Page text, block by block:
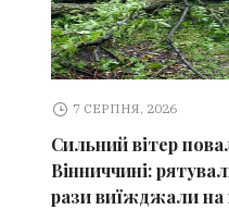
7 СЕРПНЯ, 2026
Сильний вітер
Вінниччині:
рази виїжджали на